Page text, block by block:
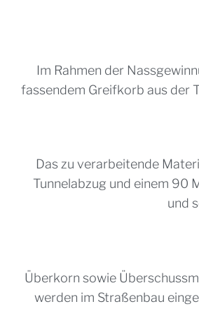
Im Rahmen der
fassendem Greifkorb aus der
Das zu verarbeitende
Tunnelabzug und einem 90
und
Überkorn sowie
werden im Straßenbau